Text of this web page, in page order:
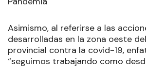
Asimismo, al referirse a las
desarrolladas en la zona oeste
provincial contra la covid-19,
“seguimos trabajando como